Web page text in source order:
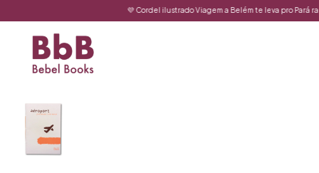
💜 Cordel ilustrado Viagem a Belém te leva pro Pará